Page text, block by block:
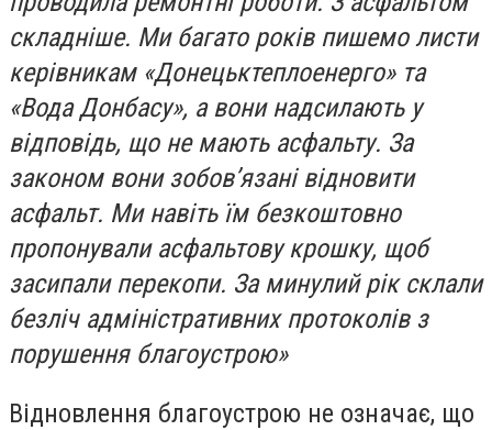
складніше. Ми багато років пишемо листи
керівникам «Донецьктеплоенерго» та
«Вода Донбасу», а вони надсилають у
відповідь, що не мають асфальту. За
законом вони зобов’язані відновити
асфальт. Ми навіть їм безкоштовно
пропонували асфальтову крошку, щоб
засипали перекопи. За минулий рік склали
безліч адміністративних протоколів з
порушення благоустрою»
Відновлення благоустрою не означає, що